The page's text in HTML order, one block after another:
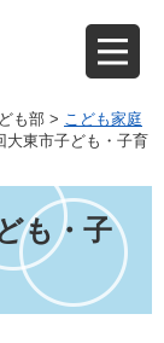
も部 > こども家庭
大東市子ども・子育
も・子